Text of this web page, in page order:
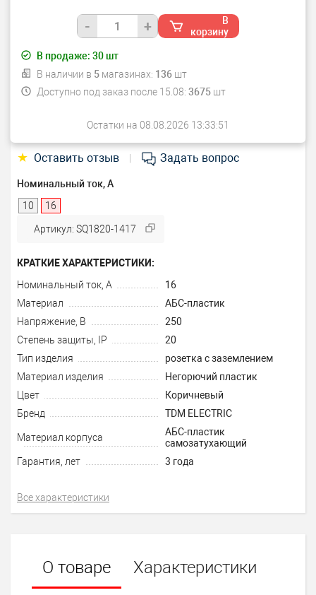
- +
В
корзину
В продаже: 30шт
В наличии в 5 магазинах: 136шт
Доступно под заказ после 15.08: 3675шт
Остатки на 08.08.2026 13:33:51
★ Оставить отзыв Задать вопрос
Номинальный ток, А
10
16
Артикул: SQ1820-1417
КРАТКИЕ ХАРАКТЕРИСТИКИ:
Номинальный ток, А
16
Материал
АБС-пластик
Напряжение, В
250
Степень защиты, IP
20
Тип изделия
розетка с заземлением
Материал изделия
Негорючий пластик
Цвет
Коричневый
Бренд
TDM ELECTRIC
Материал корпуса
АБС-пластик
самозатухающий
Гарантия, лет
3 года
Все характеристики
О товаре Характеристики